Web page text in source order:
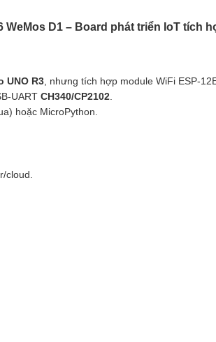
WeMos D1 – Board phát triển IoT tích
UNO R3 , nhưng tích hợp module WiFi ESP-
UART CH340/CP2102
hoặc MicroPython.
cloud.